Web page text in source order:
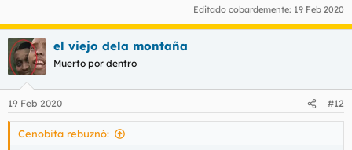
Editado cobardemente: 19 Feb 2020
el viejo dela montaña
Muerto por dentro
19 Feb 2020 #12
Cenobita rebuznó: